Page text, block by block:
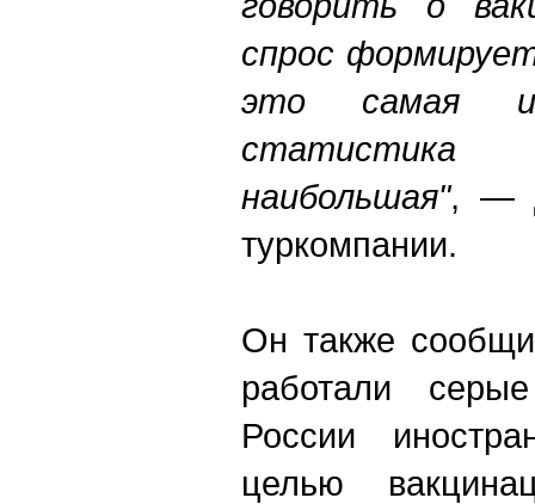
спрос
это самая
наибольшая", —
туркомпании.
Он также
работали
России
целью